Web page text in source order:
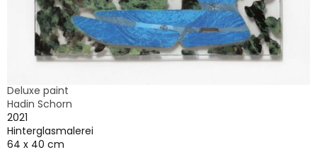
Deluxe paint
Hadin Schorn
2021
Hinterglasmalerei
64 x 40 cm